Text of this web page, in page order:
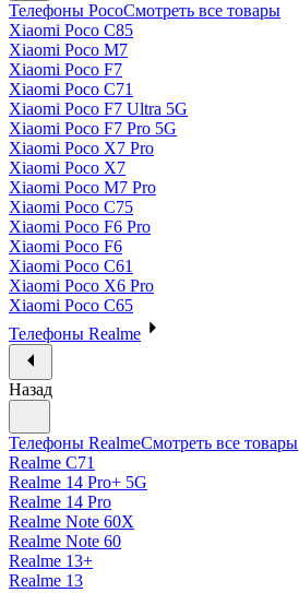
Телефоны PocoСмотреть все товары
Xiaomi Poco C85
Xiaomi Poco M7
Xiaomi Poco F7
Xiaomi Poco C71
Xiaomi Poco F7 Ultra 5G
Xiaomi Poco F7 Pro 5G
Xiaomi Poco X7 Pro
Xiaomi Poco X7
Xiaomi Poco M7 Pro
Xiaomi Poco C75
Xiaomi Poco F6 Pro
Xiaomi Poco F6
Xiaomi Poco C61
Xiaomi Poco X6 Pro
Xiaomi Poco C65
Телефоны Realme
Назад
Телефоны RealmeСмотреть все товары
Realme C71
Realme 14 Pro+ 5G
Realme 14 Pro
Realme Note 60X
Realme Note 60
Realme 13+
Realme 13